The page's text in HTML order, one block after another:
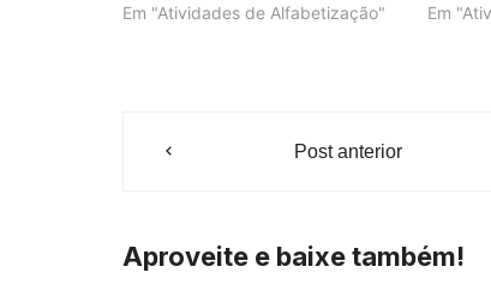
Em "Atividades de Alfabetização"
Em
NavegaçãoPost anterior
Aproveite e baixe também!